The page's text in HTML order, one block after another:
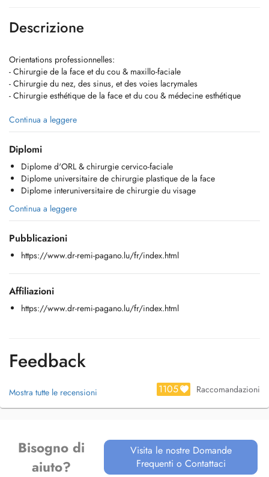
Descrizione
Orientations professionnelles:
- Chirurgie de la face et du cou & maxillo-faciale
- Chirurgie du nez, des sinus, et des voies lacrymales
- Chirurgie esthétique de la face et du cou & médecine esthétique
https://www.dr-remi-pagano.lu/fr/index.html
!!! Ne prend plus en charge les pathologies suivantes !!! :
- ORL pédiatrique (sauf chirurgie de la face et du cou et oreilles
décollées)
- Vertiges
- Chirurgie de l'oreille moyenne
- Phoniatrie (voix)
Continua a leggere
Diplomi
Diplome d'ORL & chirurgie cervico-faciale
Diplome universitaire de chirurgie plastique de la face
Diplome interuniversitaire de chirurgie du visage
Continua a leggere
Pubblicazioni
https://www.dr-remi-pagano.lu/fr/index.html
Affiliazioni
https://www.dr-remi-pagano.lu/fr/index.html
Feedback
Mostra tutte le recensioni 1105 Raccomandazioni
Bisogno di
aiuto?
Visita le nostre Domande
Frequenti o Contattaci